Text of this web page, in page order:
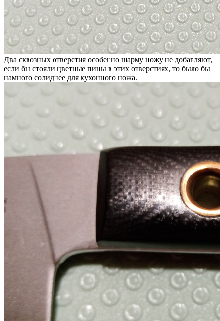
Два сквозных отверстия особенно шарму ножу не добавляют,
если бы стояли цветные пины в этих отверстиях, то было бы
намного солиднее для кухонного ножа.